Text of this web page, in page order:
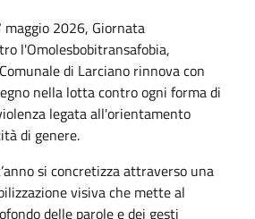
maggio 2026, Giornata
l'Omolesbobitransafobia,
di Larciano rinnova con
nella lotta contro ogni forma di
legata all'orientamento
di genere.
si concretizza attraverso una
visiva che mette al
delle parole e dei gesti